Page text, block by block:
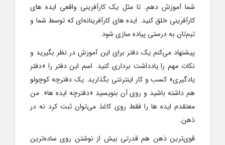
شما آموزش دهم. تا مثل یک کارآفرینی واقعی ایده های
کارآفرینی خلق کنید. ایده های کارآفرینانه‌ای که توسط شما و
تیم‌تان به درستی پیاده سازی شود.
پیشنهاد می‌کنم یک دفتر برای این آموزش در نظر بگیرید و
نکات مهم را یادداشت برداری کنید. اسم این دفتر را «دفتر
یادگیری» کسب و کار اینترنتی بگذارید. یک دفترچه کوچولو
هم داشته باشید و روی آن بنویسید «دفترچه ایده ها». من
معتقدم ایده ها را فقط روی کاغذ می‌توان ثبت کرد نه در
ذهن.
قوی‌ترین ذهن هم قدرتی بیش از نوشتن روی ساده‌ترین